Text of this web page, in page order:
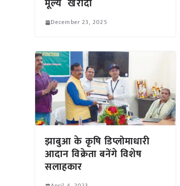
मूल्य खरीदी
December 23, 2025
झाबुआ के कृषि डिप्लोमाधारी
आदान विक्रेता बनेंगे विशेष
सलाहकार